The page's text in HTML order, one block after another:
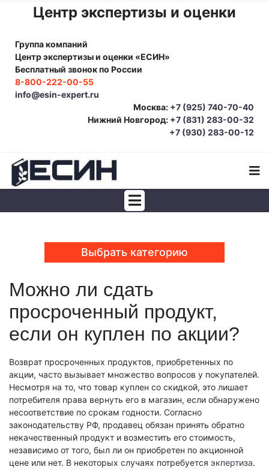
Центр экспертизы и оценки
Группа компаний
Центр экспертизы и оценки «ЕСИН»
Бесплатный звонок по России
8-800-222-00-55
info@esin-expert.ru
Москва: +7 (925) 740-70-40
Нижний Новгород: +7 (831) 283-00-32
+7 (930) 283-00-12
Почерковедческая экспертиза
Товароведческая экспертиза
Автотехническая экспертиза
Экспертиза электробытовой техники
Экспертиза по технике безопасности
Электротехническая экспертиза
Фоноскопическая экспертиза
Экспертиза видео- и звукозаписей
Лингвистическая экспертиза
Автороведческая экспертиза
Выбрать категорию
Фоноскопическая экспертиза
Психологическая экспертиза
Автотехническая экспертиза
Юридическая экспертиза
Экспертиза изделий из металлов
Экспертиза электробытовой техники
Экологическая экспертиза
Техническая экспертиза документов
Строительно-техническая экспертиза
Почерковедческая экспертиза
Пожарно-техническая экспертиза
Юридико-лингвистическая экспертиза
Лингвистическая экспертиза
Компьютерно-техническая экспертиза
Геммологическая экспертиза (ювелирная)
Экспертиза видео- и звукозаписей
Автороведческая экспертиза
Товароведческая экспертиза
Можно ли сдать
просроченный продукт,
если он куплен по акции?
Возврат просроченных продуктов, приобретенных по
акции, часто вызывает множество вопросов у покупателей.
Несмотря на то, что товар куплен со скидкой, это лишает
потребителя права вернуть его в магазин, если обнаружено
несоответствие по срокам годности. Согласно
законодательству РФ, продавец обязан принять обратно
некачественный продукт и возместить его стоимость,
независимо от того, был ли он приобретен по акционной
цене или нет. В некоторых случаях потребуется экпертиза.